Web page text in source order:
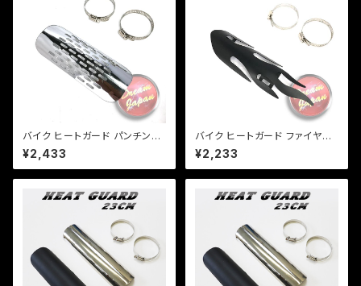
バイク ヒートガード パンチング
【シルバー・ブラック】 マフラーガ
ード バンド取り付けサイズ40〜
65mm/a317 【クリックポス
¥2,433
バイク ヒートガード ファイヤー
パターン 【ブラック】 マフラーガ
ード バンド取り付けサイズ40〜
65mm/a312 クリックポスト
¥2,233